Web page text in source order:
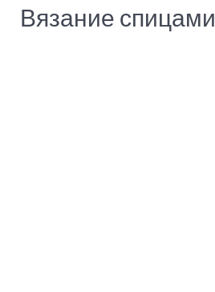
Вязание спицами